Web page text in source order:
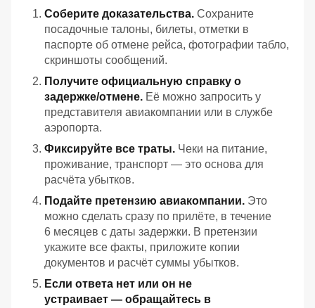
Соберите доказательства. Сохраните
посадочные талоны, билеты, отметки в
паспорте об отмене рейса, фотографии табло,
скриншоты сообщений.
Получите официальную справку о
задержке/отмене. Её можно запросить у
представителя авиакомпании или в службе
аэропорта.
Фиксируйте все траты. Чеки на питание,
проживание, транспорт — это основа для
расчёта убытков.
Подайте претензию авиакомпании. Это
можно сделать сразу по прилёте, в течение
6 месяцев с даты задержки. В претензии
укажите все факты, приложите копии
документов и расчёт суммы убытков.
Если ответа нет или он не
устраивает — обращайтесь в